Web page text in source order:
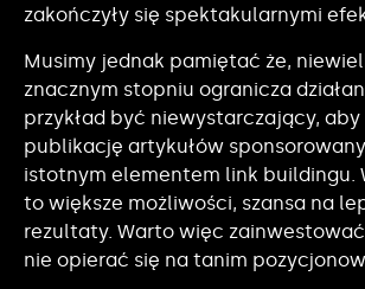
zakończyły się spektakularnymi
Musimy jednak pamiętać że,
znacznym stopniu ogranicza
przykład być niewystarczający, aby
publikację artykułów
istotnym elementem link buildingu.
to większe możliwości, szansa na
rezultaty. Warto więc
nie opierać się na tanim